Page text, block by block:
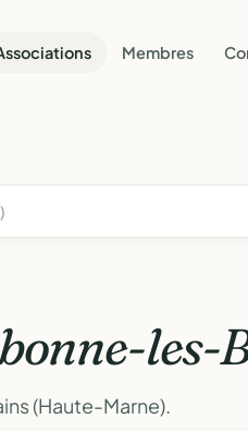
Membres
les-
(Haute-Marne).